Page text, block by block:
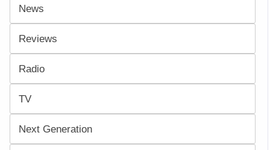
News
Reviews
Radio
TV
Next Generation